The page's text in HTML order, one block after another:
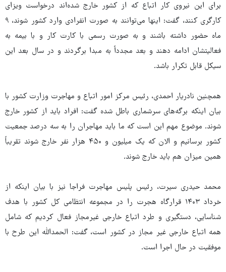
برای این نیروی کار اتباع که از کشور خارج شده‌اند درخواست ویزای
کارگری کنند، گفت: اینها می‌توانند به صورت انفرادی وارد کشور شوند، ۹
ماه حضور داشته باشند و به صورت رسمی با کارت کار و با بیمه به
فعالیتشان ادامه دهند و بعد مجدداً به مبدا برگردند و در سال بعد این
سیکل قابل تکرار باشد.
همچنین نادریار احمدی، رئیس مرکز امور اتباع و مهاجرت وزارت کشور با
بیان اینکه برگه‌های سرشماری باطل شده گفت: افراد باید از کشور خارج
شوند. موضوع مهم این است که ما باید مهاجران را به سه درصد جمعیت
کشور برسانیم و الان که یک میلیون و ۴۵۰ هزار نفر خارج شوند تقریباً
همین میزان هم باید خارج شوند.
محمد حیدری سیرت، رئیس پلیس مهاجرت فراجا نیز با بیان اینکه از
خرداد ۱۴۰۳ قرارگاه هجرت را در مجموعه انتظامی کل کشور با هدف
شناسایی، دستگیری و طرد اتباع خارجی غیرمجاز فعال کردیم که شامل
همه اتباع خارجی غیر مجاز در کشور است، گفت: الحمدالله این طرح با
موفقیت در حال اجرا است.